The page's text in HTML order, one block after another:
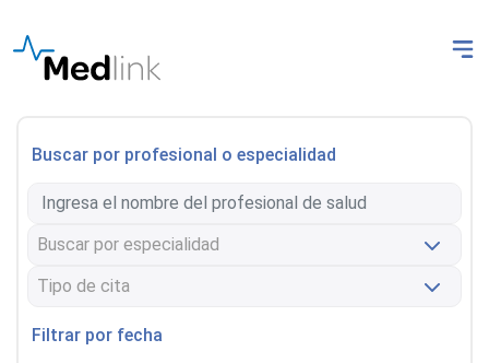
Buscar por profesional o especialidad
Filtrar por fecha